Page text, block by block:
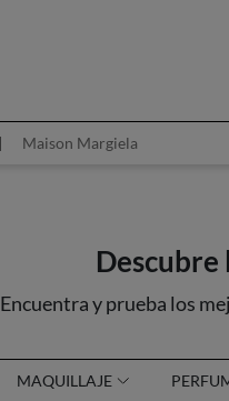
Maison Margiela
Encuentra y prueba los
MAQUILLAJE